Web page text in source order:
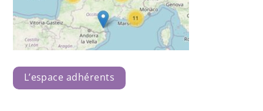
L’espace adhérents